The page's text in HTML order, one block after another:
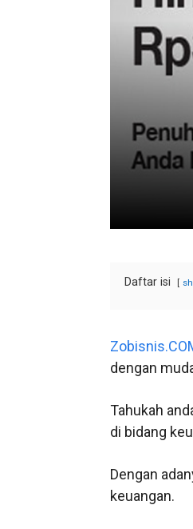
Daftar isi
dengan
Tahukah
di bidang
Dengan
keuangan.